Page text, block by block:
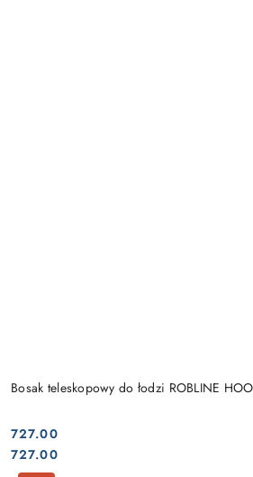
Bosak teleskopowy do łodzi ROBLINE
Cena:
727.00
Cena:
727.00